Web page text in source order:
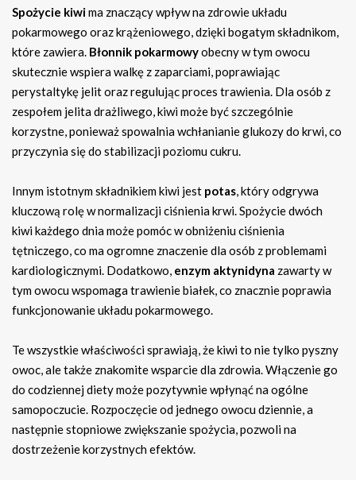
Spożycie kiwima znaczący wpływ na zdrowie układu
pokarmowego oraz krążeniowego, dzięki bogatym składnikom,
które zawiera. Błonnik pokarmowyobecny w tym owocu
skutecznie wspiera walkę z zaparciami, poprawiając
perystaltykę jelit oraz regulując proces trawienia. Dla osób z
zespołem jelita drażliwego, kiwi może być szczególnie
korzystne, ponieważ spowalnia wchłanianie glukozy do krwi, co
przyczynia się do stabilizacji poziomu cukru.
Innym istotnym składnikiem kiwi jest potas, który odgrywa
kluczową rolę w normalizacji ciśnienia krwi. Spożycie dwóch
kiwi każdego dnia może pomóc w obniżeniu ciśnienia
tętniczego, co ma ogromne znaczenie dla osób z problemami
kardiologicznymi. Dodatkowo, enzym aktynidyna zawarty w
tym owocu wspomaga trawienie białek, co znacznie poprawia
funkcjonowanie układu pokarmowego.
Te wszystkie właściwości sprawiają, że kiwi to nie tylko pyszny
owoc, ale także znakomite wsparcie dla zdrowia. Włączenie go
do codziennej diety może pozytywnie wpłynąć na ogólne
samopoczucie. Rozpoczęcie od jednego owocu dziennie, a
następnie stopniowe zwiększanie spożycia, pozwoli na
dostrzeżenie korzystnych efektów.